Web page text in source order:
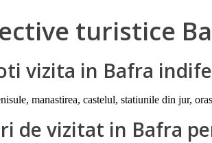
turistice
vizita in Bafra
manastirea, castelul, statiunile din jur,
de vizitat in Bafra